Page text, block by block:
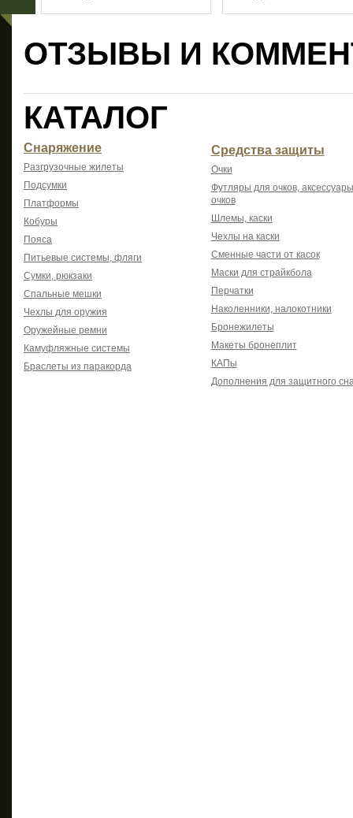
ОТЗЫВЫ И
КАТАЛОГ
Снаряжение
Разгрузочные жилеты
Подсумки
Платформы
Кобуры
Пояса
Питьевые системы, фляги
Сумки, рюкзаки
Спальные мешки
Чехлы для оружия
Оружейные ремни
Камуфляжные системы
Браслеты из паракорда
Средства защиты
Очки
Футляры для очков,
очков
Шлемы, каски
Чехлы на каски
Сменные части от касок
Маски для страйкбола
Перчатки
Наколенники, налокотники
Бронежилеты
Макеты бронеплит
КАПы
Дополнения для защитного